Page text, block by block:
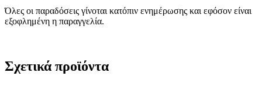
Όλες οι παραδόσεις γίνοται κατόπιν ενημέρωσης και εφόσον είναι
εξοφλημένη η παραγγελία.
Σχετικά προϊόντα